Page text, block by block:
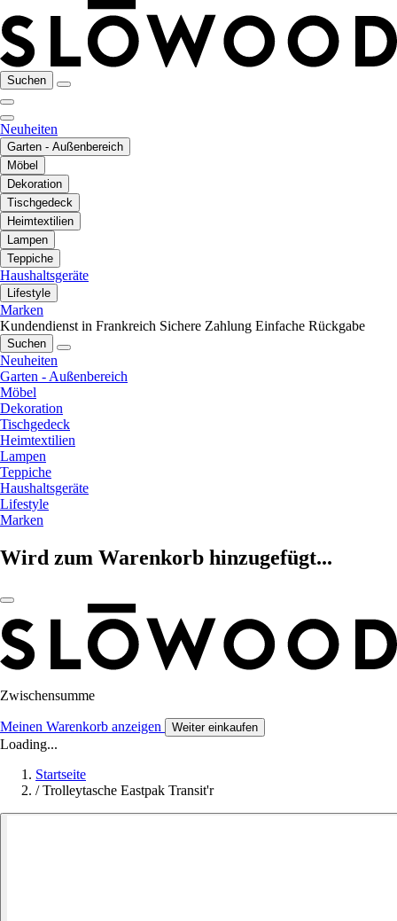
Suchen
Neuheiten
Garten - Außenbereich
Möbel
Dekoration
Tischgedeck
Heimtextilien
Lampen
Teppiche
Haushaltsgeräte
Lifestyle
Marken
Kundendienst in Frankreich Sichere Zahlung Einfache Rückgabe
Suchen
Neuheiten
Garten - Außenbereich
Möbel
Dekoration
Tischgedeck
Heimtextilien
Lampen
Teppiche
Haushaltsgeräte
Lifestyle
Marken
Wird zum Warenkorb hinzugefügt...
Zwischensumme
Meinen Warenkorb anzeigen Weiter einkaufen
Loading...
Startseite
/ Trolleytasche Eastpak Transit'r